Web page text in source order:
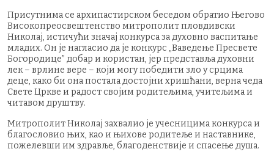
Присутнима се архипастирском беседом обратио Његово
Високопреосвештенство митрополит пловдивски
Николај, истичући значај конкурса за духовно васпитање
младих. Он је нагласио да је конкурс „Ваведење Пресвете
Богородице” добар и користан, јер представља духовни
лек – врлине вере – који могу победити зло у срцима
деце, како би она постала достојни хришћани, верна чеда
Свете Цркве и радост својим родитељима, учитељима и
читавом друштву.
Митрополит Николај захвалио је учесницима конкурса и
благословио њих, као и њихове родитеље и наставнике,
пожелевши им здравље, благоденствије и спасење душа.